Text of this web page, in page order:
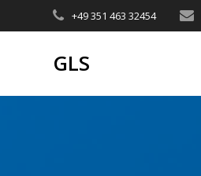
Inhalt
+49 351 463 32454
GLS